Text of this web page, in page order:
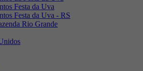
Festa da Uva
Festa da Uva - RS
Rio Grande